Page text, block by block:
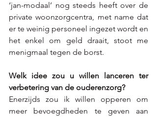
‘jan-modaal’ nog steeds heeft over de
private woonzorgcentra, met name dat
er te weinig personeel ingezet wordt en
het enkel om geld draait, stoot me
menigmaal tegen de borst.
Welk idee zou u willen lanceren ter
verbetering van de ouderenzorg?
Enerzijds zou ik willen opperen om
meer bevoegdheden te geven aan